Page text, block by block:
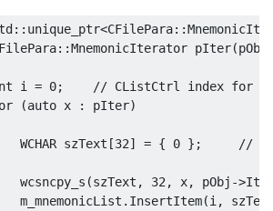
:: unique_ptr<CFilePara::
::MnemonicIterator pIter(pObj
i = 0;
// CListCtrl index for
(auto x : pIter)
WCHAR szText
[32] = { 0 }; //
wcsncpy_s
(szText , 32 , x, pObj ->
m_mnemonicList
. InsertItem(i ,